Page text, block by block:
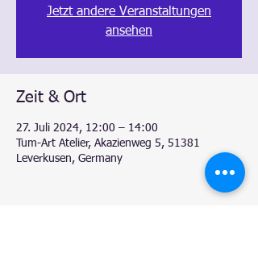
Jetzt andere Veranstaltungen
ansehen
Zeit & Ort
27. Juli 2024, 12:00 – 14:00
Tum-Art Atelier, Akazienweg 5, 51381
Leverkusen, Germany